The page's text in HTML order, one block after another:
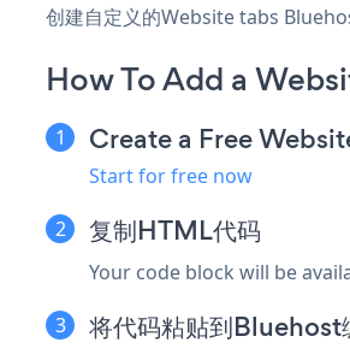
创建自定义的Website tabs
How To Add a
Create a Free
Start for free now
复制HTML代码
Your code block will be
将代码粘贴到Bluehost